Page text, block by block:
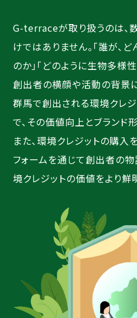
G-terraceが取り扱うのは、
けではありません。「誰が、
のか」「どのように生物多様
創出者の横顔や活動の背景
群馬で創出される環境クレ
で、その価値向上とブランド
また、環境クレジットの購入
フォームを通じて創出者の
境クレジットの価値をより鮮